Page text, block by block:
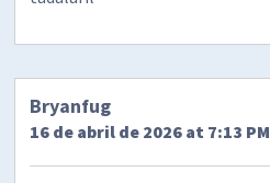
Bryanfug
16 de abril de 2026 at 7:13 PM